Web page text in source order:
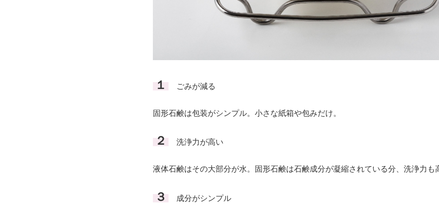
１ ごみが減る
固形石鹸は包装がシンプル。小さな紙箱や包みだけ。
２ 洗浄力が高い
液体石鹸はその大部分が水。固形石鹸は石鹸成分が凝縮されている分、洗浄力も
３ 成分がシンプル